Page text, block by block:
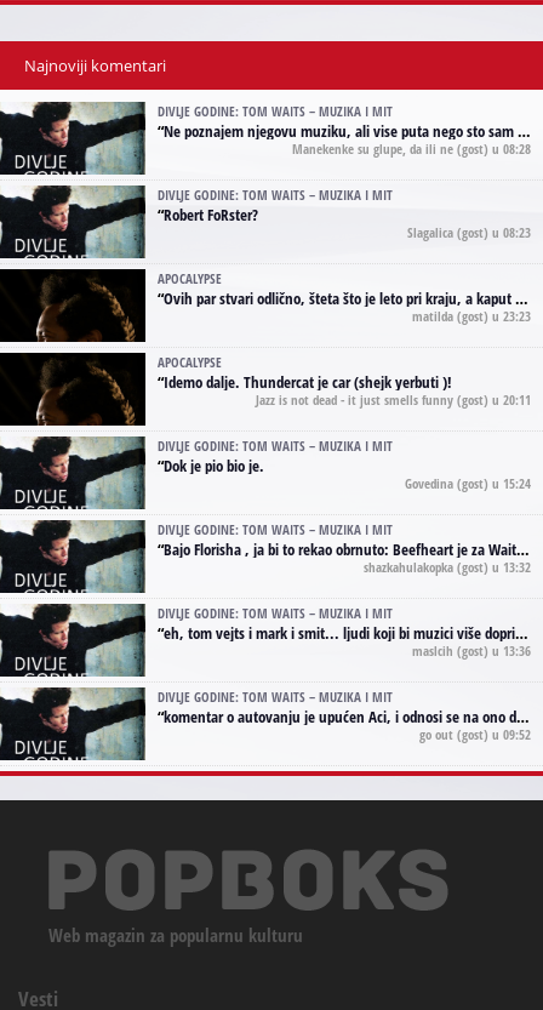
Najnoviji komentari
DIVLJE GODINE: TOM WAITS – MUZIKA I MIT
“Ne poznajem njegovu muziku, ali vise puta nego sto sam to zazeleo gledao sam njegove umjetnicke slike na raznim stranama interneta. Te stoga zakljucujem da je Tom Waits Lady Gaga muzike namrstenih, ma
Manekenke su glupe, da ili ne (gost) u 08:28
DIVLJE GODINE: TOM WAITS – MUZIKA I MIT
“Robert FoRster?
Slagalica (gost) u 08:23
APOCALYPSE
“Ovih par stvari odlično, šteta što je leto pri kraju, a kaput koji te vervoatno podseća na pirotski ćilim je iz tradicije Navaho indijanaca ;)
matilda (gost) u 23:23
APOCALYPSE
“Idemo dalje. Thundercat je car (shejk yerbuti )!
Jazz is not dead - it just smells funny (gost) u 20:11
DIVLJE GODINE: TOM WAITS – MUZIKA I MIT
“Dok je pio bio je.
Govedina (gost) u 15:24
DIVLJE GODINE: TOM WAITS – MUZIKA I MIT
“Bajo Florisha , ja bi to rekao obrnuto: Beefheart je za Waitsa, isto sto i Hendrix za Lenny Kravitza
shazkahulakopka (gost) u 13:32
DIVLJE GODINE: TOM WAITS – MUZIKA I MIT
“eh, tom vejts i mark i smit... ljudi koji bi muzici više doprineli da su radili kao vozači tramvaja u gsp-u.
maslcih (gost) u 13:36
DIVLJE GODINE: TOM WAITS – MUZIKA I MIT
“komentar o autovanju je upućen Aci, i odnosi se na ono drugo autovanje...'senzualnost Waitsa' ;)
go out (gost) u 09:52
Web magazin za popularnu kulturu
Vesti